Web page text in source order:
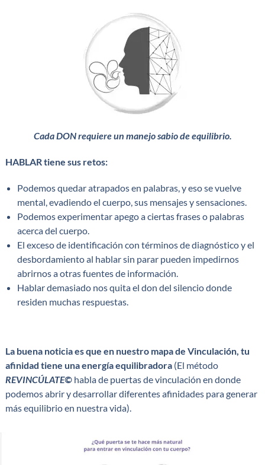
Cada DON requiere un manejo sabio de equilibrio.
HABLAR tiene sus retos:
Podemos quedar atrapados en palabras, y eso se vuelve
mental, evadiendo el cuerpo, sus mensajes y sensaciones.
Podemos experimentar apego a ciertas frases o palabras
acerca del cuerpo.
El exceso de identificación con términos de diagnóstico y el
desbordamiento al hablar sin parar pueden impedirnos
abrirnos a otras fuentes de información.
Hablar demasiado nos quita el don del silencio donde
residen muchas respuestas.
La buena noticia es que en nuestro mapa de Vinculación, tu
afinidad tiene una energía equilibradora(El método
REVINCÚLATE©habla de puertas de vinculación en donde
podemos abrir y desarrollar diferentes afinidades para generar
más equilibrio en nuestra vida).